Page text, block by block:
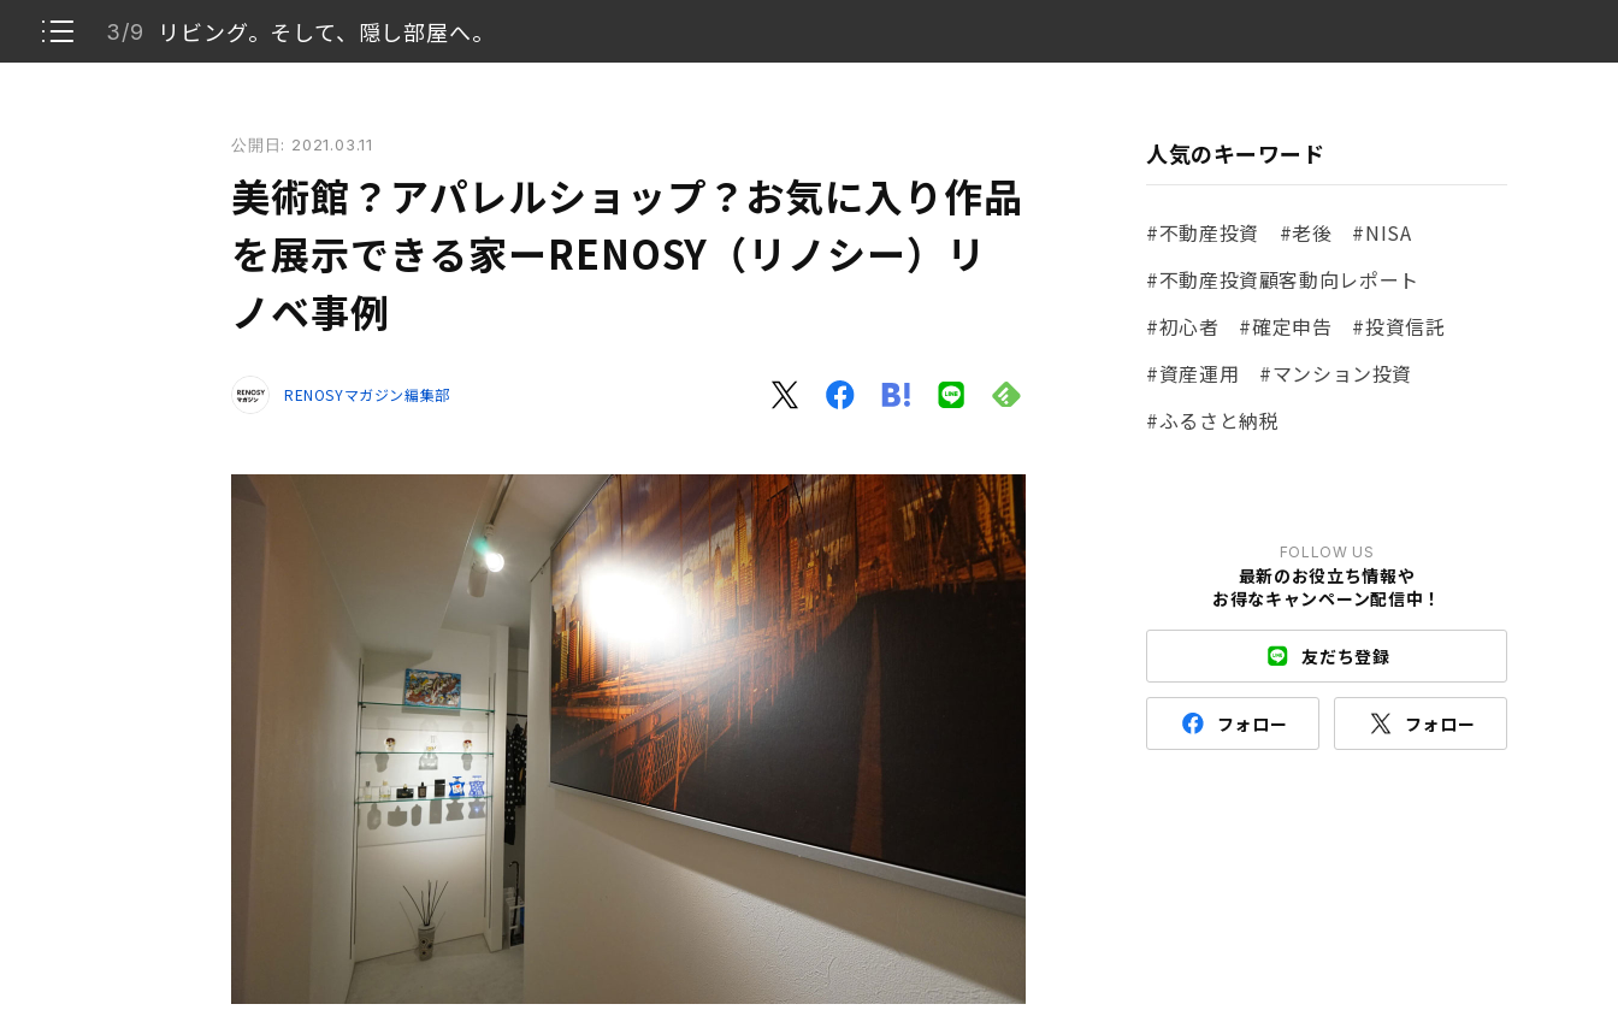
3/9 リビング。そして、隠し部屋へ。
洋服＆靴の収納スペース
リビング。そして、隠し部屋へ。
オリジナルカウンター
公開日: 2021.03.11
美術館？アパレルショップ？お気に入り作品
を展示できる家ーRENOSY（リノシー）リ
ノベ事例
RENOSYマガジン編集部
人気のキーワード
#不動産投資 #老後
#NISA
#不動産投資顧客動向レポート
#初心者
#確定申告
#投資信託
#資産運用
#マンション投資
#ふるさと納税
FOLLOW US
最新のお役立ち情報や
お得なキャンペーン配信中！
友だち登録
フォロー フォロー